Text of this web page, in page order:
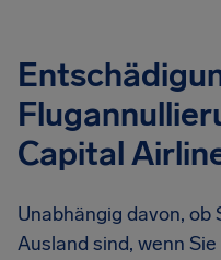
Capital
Unabhängig davon, ob
Ausland sind, wenn